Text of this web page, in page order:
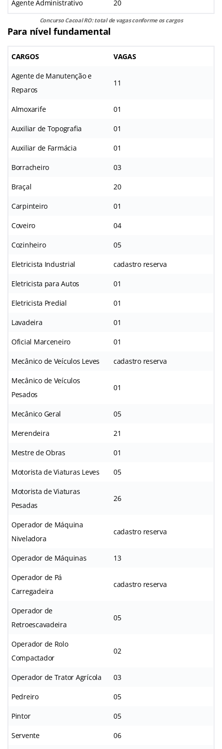
Agente Administrativo 20
Concurso Cacoal RO: total de vagas conforme os cargos
Para nível fundamental
CARGOS VAGAS
Agente de Manutenção e
Reparos
11
Almoxarife 01
Auxiliar de Topografia 01
Auxiliar de Farmácia 01
Borracheiro 03
Braçal 20
Carpinteiro 01
Coveiro 04
Cozinheiro 05
Eletricista Industrial cadastro reserva
Eletricista para Autos 01
Eletricista Predial 01
Lavadeira 01
Oficial Marceneiro 01
Mecânico de Veículos Leves cadastro reserva
Mecânico de Veículos
Pesados
01
Mecânico Geral 05
Merendeira 21
Mestre de Obras 01
Motorista de Viaturas Leves 05
Motorista de Viaturas
Pesadas
26
Operador de Máquina
Niveladora
cadastro reserva
Operador de Máquinas 13
Operador de Pá
Carregadeira
cadastro reserva
Operador de
Retroescavadeira
05
Operador de Rolo
Compactador
02
Operador de Trator Agrícola 03
Pedreiro 05
Pintor 05
Servente 06